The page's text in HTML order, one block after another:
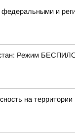
и
Режим
на территории